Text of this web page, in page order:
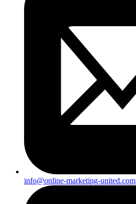
info@online-marketing-united.com